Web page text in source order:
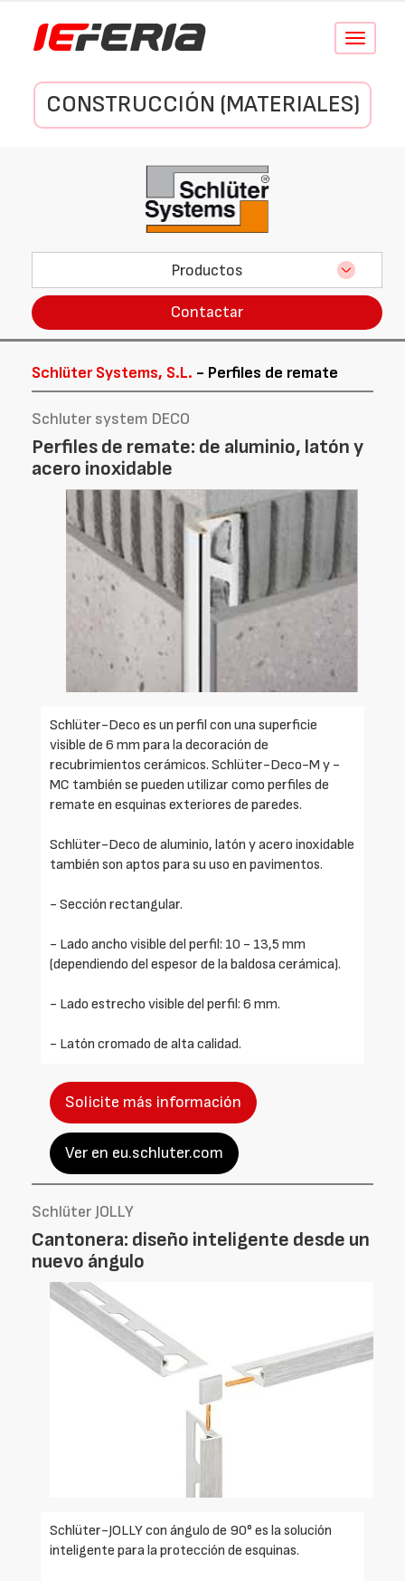
Conmutar
CONSTRUCCIÓN (MATERIALES)
Productos
Contactar
Schlüter Systems, S.L. - Perfiles de remate
Schluter system DECO
Perfiles de remate: de aluminio, latón y
acero inoxidable
Schlüter-Deco es un perfil con una superficie
visible de 6 mm para la decoración de
recubrimientos cerámicos. Schlüter-Deco-M y -
MC también se pueden utilizar como perfiles de
remate en esquinas exteriores de paredes.
Schlüter-Deco de aluminio, latón y acero inoxidable
también son aptos para su uso en pavimentos.
- Sección rectangular.
- Lado ancho visible del perfil: 10 - 13,5 mm
(dependiendo del espesor de la baldosa cerámica).
- Lado estrecho visible del perfil: 6 mm.
- Latón cromado de alta calidad.
Solicite más información
Ver en eu.schluter.com
Schlüter JOLLY
Cantonera: diseño inteligente desde un
nuevo ángulo
Schlüter-JOLLY con ángulo de 90° es la solución
inteligente para la protección de esquinas.